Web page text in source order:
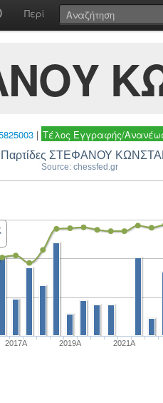
Περί
| Τέλος Εγγραφής/
Παρτίδες ΣΤΕΦΑΝΟΥ
Source: chessfed.gr
2017A 2019A 2021A